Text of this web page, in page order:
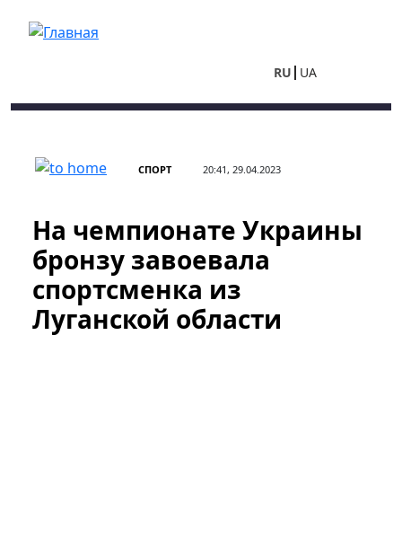
RU UA
СПОРТ 20:41, 29.04.2023
На чемпионате Украины
бронзу завоевала
спортсменка из
Луганской области